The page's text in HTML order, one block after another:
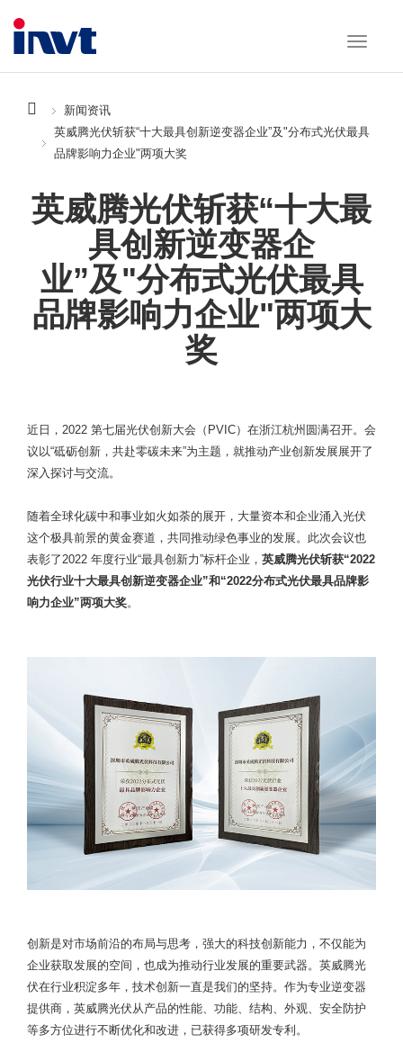
新闻资讯
英威腾光伏斩获“十大最具创新逆变器企业”及"分布式光伏最具
品牌影响力企业"两项大奖
英威腾光伏斩获“十大最
具创新逆变器企
业”及"分布式光伏最具
品牌影响力企业"两项大
奖
近日，2022 第七届光伏创新大会（PVIC）在浙江杭州圆满召开。会
议以“砥砺创新，共赴零碳未来”为主题，就推动产业创新发展展开了
深入探讨与交流。
随着全球化碳中和事业如火如荼的展开，大量资本和企业涌入光伏
这个极具前景的黄金赛道，共同推动绿色事业的发展。此次会议也
表彰了2022 年度行业“最具创新力”标杆企业， 英威腾光伏斩获“2022
光伏行业十大最具创新逆变器企业”和“2022分布式光伏最具品牌影
响力企业”两项大奖。
创新是对市场前沿的布局与思考，强大的科技创新能力，不仅能为
企业获取发展的空间，也成为推动行业发展的重要武器。英威腾光
伏在行业积淀多年，技术创新一直是我们的坚持。作为专业逆变器
提供商，英威腾光伏从产品的性能、功能、结构、外观、安全防护
等多方位进行不断优化和改进，已获得多项研发专利。